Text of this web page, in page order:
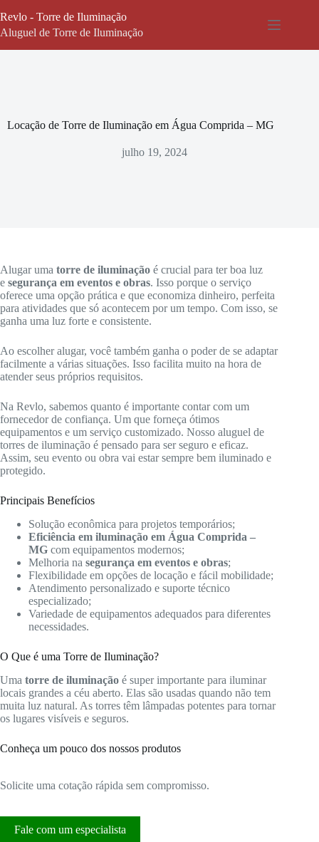
para
o
Revlo - Torre de Iluminação
Aluguel de Torre de Iluminação
Locação de Torre de Iluminação em Água Comprida – MG
julho 19, 2024
Alugar uma torre de iluminação é crucial para ter boa luz
e segurança em eventos e obras. Isso porque o serviço
oferece uma opção prática e que economiza dinheiro, perfeita
para atividades que só acontecem por um tempo. Com isso, se
ganha uma luz forte e consistente.
Ao escolher alugar, você também ganha o poder de se adaptar
facilmente a várias situações. Isso facilita muito na hora de
atender seus próprios requisitos.
Na Revlo, sabemos quanto é importante contar com um
fornecedor de confiança. Um que forneça ótimos
equipamentos e um serviço customizado. Nosso aluguel de
torres de iluminação é pensado para ser seguro e eficaz.
Assim, seu evento ou obra vai estar sempre bem iluminado e
protegido.
Principais Benefícios
Solução econômica para projetos temporários;
Eficiência em iluminação em Água Comprida –
MG com equipamentos modernos;
Melhoria na segurança em eventos e obras;
Flexibilidade em opções de locação e fácil mobilidade;
Atendimento personalizado e suporte técnico
especializado;
Variedade de equipamentos adequados para diferentes
necessidades.
O Que é uma Torre de Iluminação?
Uma torre de iluminação é super importante para iluminar
locais grandes a céu aberto. Elas são usadas quando não tem
muita luz natural. As torres têm lâmpadas potentes para tornar
os lugares visíveis e seguros.
Conheça um pouco dos nossos produtos
Solicite uma cotação rápida sem compromisso.
Fale com um especialista